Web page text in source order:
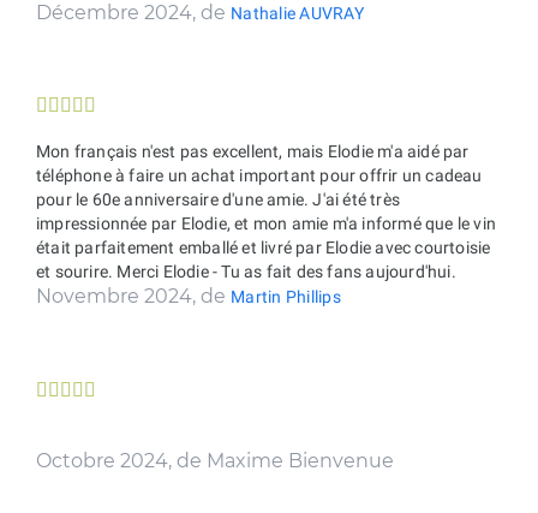
Décembre 2024, de Nathalie AUVRAY
    
Mon français n'est pas excellent, mais Elodie m'a aidé par
téléphone à faire un achat important pour offrir un cadeau
pour le 60e anniversaire d'une amie. J'ai été très
impressionnée par Elodie, et mon amie m'a informé que le vin
était parfaitement emballé et livré par Elodie avec courtoisie
et sourire. Merci Elodie - Tu as fait des fans aujourd'hui.
Novembre 2024, de Martin Phillips
    
Octobre 2024, de Maxime Bienvenue